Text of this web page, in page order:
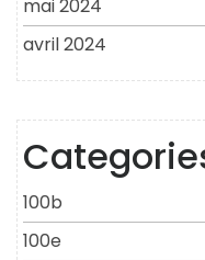
mai 2024
avril 2024
100b
100e